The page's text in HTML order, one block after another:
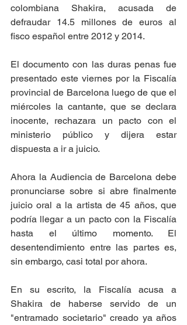
colombiana Shakira, acusada de
defraudar 14.5 millones de euros al
fisco español entre 2012 y 2014.
El documento con las duras penas fue
presentado este viernes por la Fiscalía
provincial de Barcelona luego de que el
miércoles la cantante, que se declara
inocente, rechazara un pacto con el
ministerio público y dijera estar
dispuesta a ir a juicio.
Ahora la Audiencia de Barcelona debe
pronunciarse sobre si abre finalmente
juicio oral a la artista de 45 años, que
podría llegar a un pacto con la Fiscalía
hasta el último momento. El
desentendimiento entre las partes es,
sin embargo, casi total por ahora.
En su escrito, la Fiscalía acusa a
Shakira de haberse servido de un
"entramado societario" creado ya años